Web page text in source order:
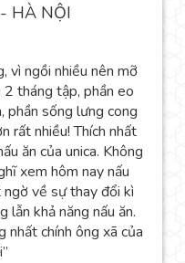
HÀ NỘI
vì ngồi nhiều nên mỡ
tháng tập, phần eo
phần sống lưng cong
rất nhiều! Thích nhất
ăn của unica. Không
xem hôm nay nấu
ngờ về sự thay đổi kì
lẫn khả năng nấu ăn.
nhất chính ông xã của